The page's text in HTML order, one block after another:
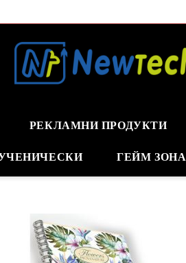
РЕКЛАМНИ ПРОДУКТИ
ГЕЙМ ЗОНА